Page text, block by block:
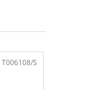
T006108/S